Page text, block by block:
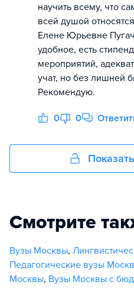
научить всему, что
всей душой
Елене Юрьевне
удобное, есть
мероприятий,
учат, но без лишней
Рекомендую.
0 0
Смотрите
Вузы Москвы,
Педагогические вузы
Москвы, Вузы Москвы с